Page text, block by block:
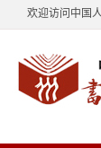
欢迎访问中国